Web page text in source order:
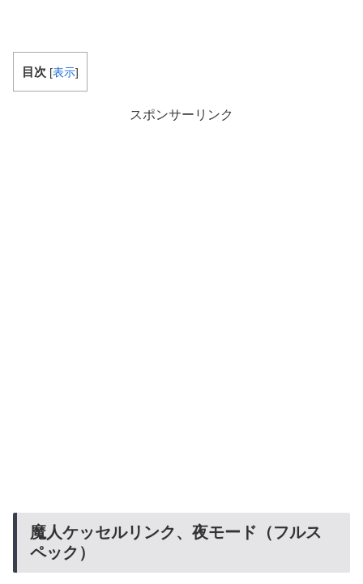
目次 [表示]
スポンサーリンク
魔人ケッセルリンク、夜モード（フルス
ペック）